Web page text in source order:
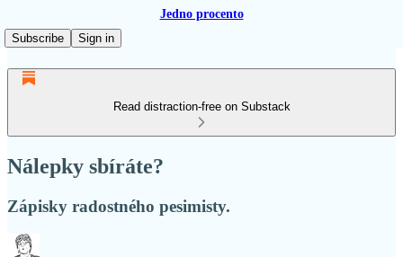
Jedno procento
Subscribe
Sign in
Read distraction-free on Substack
Nálepky sbíráte?
Zápisky radostného pesimisty.